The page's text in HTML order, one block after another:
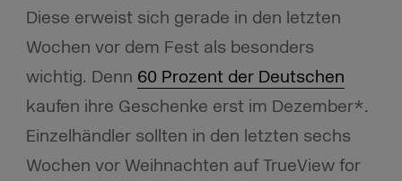
Diese erweist sich gerade in den letzten
Wochen vor dem Fest als besonders
wichtig. Denn 60 Prozent der Deutschen
kaufen ihre Geschenke erst im Dezember*.
Einzelhändler sollten in den letzten sechs
Wochen vor Weihnachten auf TrueView for